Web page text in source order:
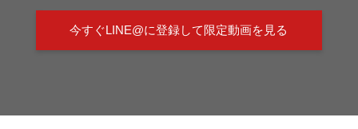
今すぐLINE@に登録して限定動画を見る